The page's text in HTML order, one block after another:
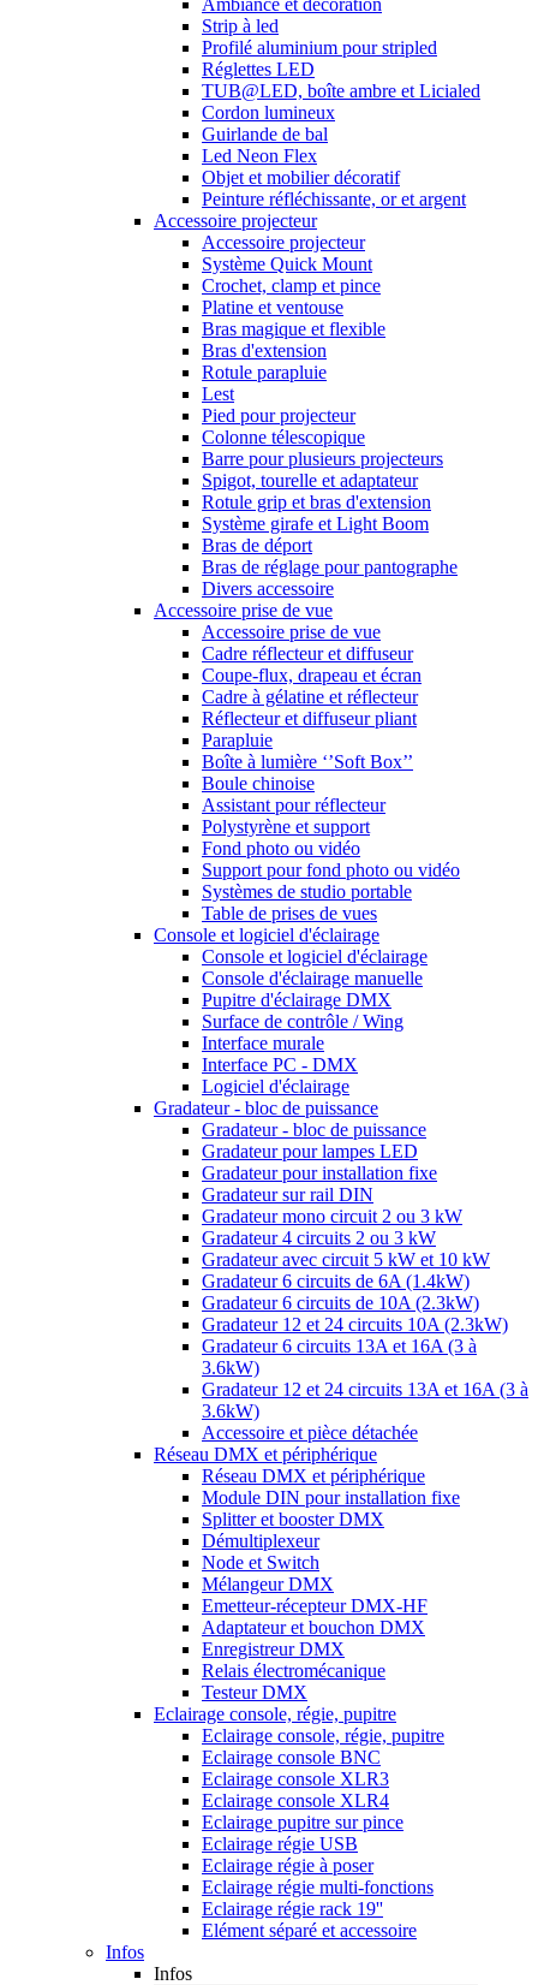
Ambiance et décoration
Strip à led
Profilé aluminium pour stripled
Réglettes LED
TUB@LED, boîte ambre et Licialed
Cordon lumineux
Guirlande de bal
Led Neon Flex
Objet et mobilier décoratif
Peinture réfléchissante, or et argent
Accessoire projecteur
Accessoire projecteur
Système Quick Mount
Crochet, clamp et pince
Platine et ventouse
Bras magique et flexible
Bras d'extension
Rotule parapluie
Lest
Pied pour projecteur
Colonne télescopique
Barre pour plusieurs projecteurs
Spigot, tourelle et adaptateur
Rotule grip et bras d'extension
Système girafe et Light Boom
Bras de déport
Bras de réglage pour pantographe
Divers accessoire
Accessoire prise de vue
Accessoire prise de vue
Cadre réflecteur et diffuseur
Coupe-flux, drapeau et écran
Cadre à gélatine et réflecteur
Réflecteur et diffuseur pliant
Parapluie
Boîte à lumière ‘’Soft Box’’
Boule chinoise
Assistant pour réflecteur
Polystyrène et support
Fond photo ou vidéo
Support pour fond photo ou vidéo
Systèmes de studio portable
Table de prises de vues
Console et logiciel d'éclairage
Console et logiciel d'éclairage
Console d'éclairage manuelle
Pupitre d'éclairage DMX
Surface de contrôle / Wing
Interface murale
Interface PC - DMX
Logiciel d'éclairage
Gradateur - bloc de puissance
Gradateur - bloc de puissance
Gradateur pour lampes LED
Gradateur pour installation fixe
Gradateur sur rail DIN
Gradateur mono circuit 2 ou 3 kW
Gradateur 4 circuits 2 ou 3 kW
Gradateur avec circuit 5 kW et 10 kW
Gradateur 6 circuits de 6A (1.4kW)
Gradateur 6 circuits de 10A (2.3kW)
Gradateur 12 et 24 circuits 10A (2.3kW)
Gradateur 6 circuits 13A et 16A (3 à
3.6kW)
Gradateur 12 et 24 circuits 13A et 16A (3 à
3.6kW)
Accessoire et pièce détachée
Réseau DMX et périphérique
Réseau DMX et périphérique
Module DIN pour installation fixe
Splitter et booster DMX
Démultiplexeur
Node et Switch
Mélangeur DMX
Emetteur-récepteur DMX-HF
Adaptateur et bouchon DMX
Enregistreur DMX
Relais électromécanique
Testeur DMX
Eclairage console, régie, pupitre
Eclairage console, régie, pupitre
Eclairage console BNC
Eclairage console XLR3
Eclairage console XLR4
Eclairage pupitre sur pince
Eclairage régie USB
Eclairage régie à poser
Eclairage régie multi-fonctions
Eclairage régie rack 19''
Elément séparé et accessoire
Infos
Infos